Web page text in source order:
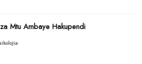
Mtu Ambaye Hakupendi